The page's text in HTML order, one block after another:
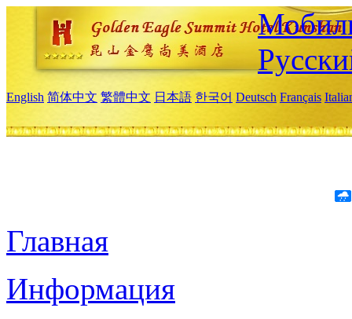
English 简体中文 繁體中文 日本語 한국어 Deutsch Français
Главная
Информация